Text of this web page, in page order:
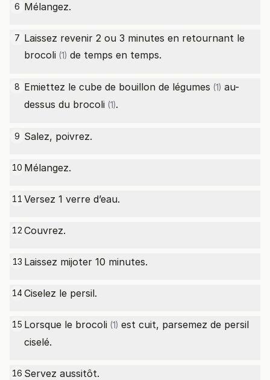
6 Mélangez.
7 Laissez revenir 2 ou 3 minutes en retournant le
brocoli (1) de temps en temps.
8 Emiettez le cube de bouillon de légumes (1) au-
dessus du brocoli (1).
9 Salez, poivrez.
10 Mélangez.
11 Versez 1 verre d’eau.
12 Couvrez.
13 Laissez mijoter 10 minutes.
14 Ciselez le persil.
15 Lorsque le brocoli (1) est cuit, parsemez de persil
ciselé.
16 Servez aussitôt.